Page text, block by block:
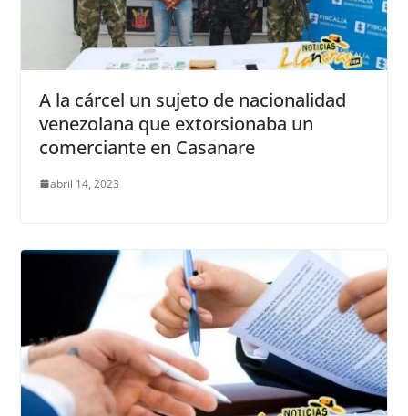
A la cárcel un sujeto de nacionalidad
venezolana que extorsionaba un
comerciante en Casanare
abril 14, 2023